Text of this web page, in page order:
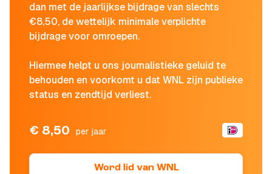
dan met de jaarlijkse bijdrage van slechts
€8,50, de wettelijk minimale verplichte
bijdrage voor omroepen.
Hiermee helpt u ons journalistieke geluid te
behouden en voorkomt u dat WNL zijn publieke
status en zendtijd verliest.
€ 8,50 per jaar
Word lid van WNL